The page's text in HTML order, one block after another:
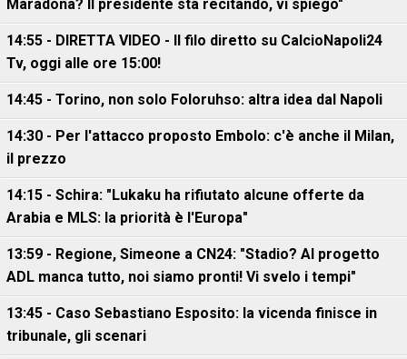
Maradona? Il presidente sta recitando, vi spiego"
14:55 - DIRETTA VIDEO - Il filo diretto su CalcioNapoli24
Tv, oggi alle ore 15:00!
14:45 - Torino, non solo Foloruhso: altra idea dal Napoli
14:30 - Per l'attacco proposto Embolo: c'è anche il Milan,
il prezzo
14:15 - Schira: "Lukaku ha rifiutato alcune offerte da
Arabia e MLS: la priorità è l'Europa"
13:59 - Regione, Simeone a CN24: "Stadio? Al progetto
ADL manca tutto, noi siamo pronti! Vi svelo i tempi"
13:45 - Caso Sebastiano Esposito: la vicenda finisce in
tribunale, gli scenari